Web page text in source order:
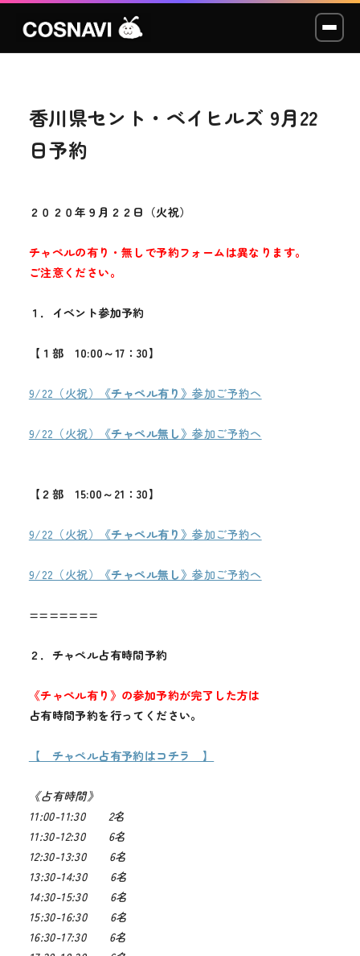
コスプレイベント
モデル撮影会
スタジオ
香川県セント・ベイヒルズ 9月22
日予約
２０２０年９月２２日（火祝）
チャペルの有り・無しで予約フォームは異なります。
ご注意ください。
１．イベント参加予約
【１部 10:00～17：30】
9/22（火祝） 《チャペル有り》参加ご予約ヘ
9/22（火祝） 《チャペル無し》参加ご予約ヘ
【２部 15:00～21：30】
9/22（火祝） 《チャペル有り》参加ご予約ヘ
9/22（火祝） 《チャペル無し》参加ご予約ヘ
=======
２．チャペル占有時間予約
《チャペル有り》の参加予約が完了した方は
占有時間予約を行ってください。
【 チャペル占有予約はコチラ 】
《占有時間》
11:00-11:30 2名
11:30-12:30 6名
12:30-13:30 6名
13:30-14:30 6名
14:30-15:30 6名
15:30-16:30 6名
16:30-17:30 6名